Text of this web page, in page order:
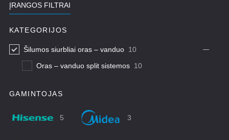
ĮRANGOS FILTRAI
KATEGORIJOS
Šilumos siurbliai oras – vanduo 10
Oras – vanduo split sistemos 10
GAMINTOJAS
5 3